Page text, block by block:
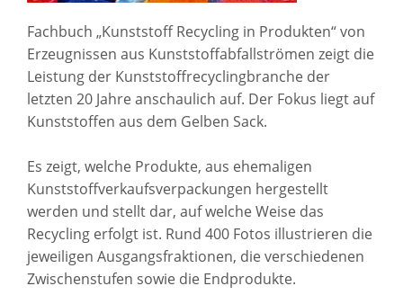
Fachbuch „Kunststoff Recycling in Produkten“ von
Erzeugnissen aus Kunststoffabfallströmen zeigt die
Leistung der Kunststoffrecyclingbranche der
letzten 20 Jahre anschaulich auf. Der Fokus liegt auf
Kunststoffen aus dem Gelben Sack.
Es zeigt, welche Produkte, aus ehemaligen
Kunststoffverkaufsverpackungen hergestellt
werden und stellt dar, auf welche Weise das
Recycling erfolgt ist. Rund 400 Fotos illustrieren die
jeweiligen Ausgangsfraktionen, die verschiedenen
Zwischenstufen sowie die Endprodukte.